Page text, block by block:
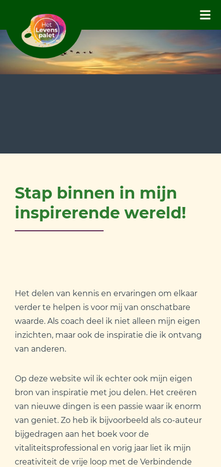
Stap binnen in mijn
inspirerende wereld!
Het delen van kennis en ervaringen om elkaar
verder te helpen is voor mij van onschatbare
waarde. Als coach deel ik niet alleen mijn eigen
inzichten, maar ook de inspiratie die ik ontvang
van anderen.
Op deze website wil ik echter ook mijn eigen
bron van inspiratie met jou delen. Het creëren
van nieuwe dingen is een passie waar ik enorm
van geniet. Zo heb ik bijvoorbeeld als co-auteur
bijgedragen aan het boek voor de
vitaliteitsprofessional en vorig jaar liet ik mijn
creativiteit de vrije loop met de Verbindende